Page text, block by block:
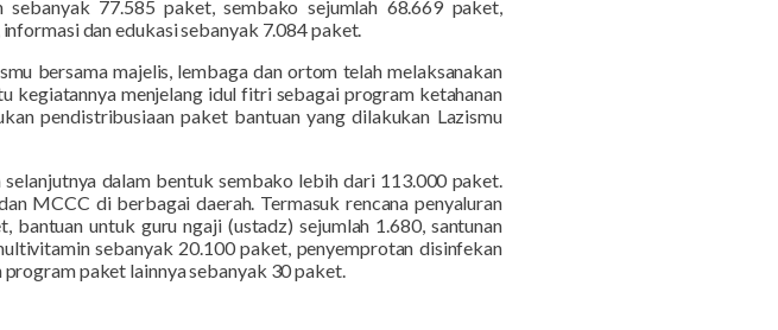
77.585 paket, sembako sejumlah 68.669 paket,
dan edukasi sebanyak 7.084 paket.
bersama majelis, lembaga dan ortom telah melaksanakan
kegiatannya menjelang idul fitri sebagai program ketahanan
pendistribusiaan paket bantuan yang dilakukan Lazismu
dalam bentuk sembako lebih dari 113.000 paket.
MCCC di berbagai daerah. Termasuk rencana penyaluran
untuk guru ngaji (ustadz) sejumlah 1.680, santunan
sebanyak 20.100 paket, penyemprotan disinfekan
paket lainnya sebanyak 30 paket.